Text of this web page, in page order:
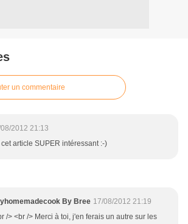
un commentaire
2012 21:13
article SUPER intéressant :-)
By Bree 17/08/2012 21:19
/> <br /> Merci à toi, j'en ferais un autre sur les